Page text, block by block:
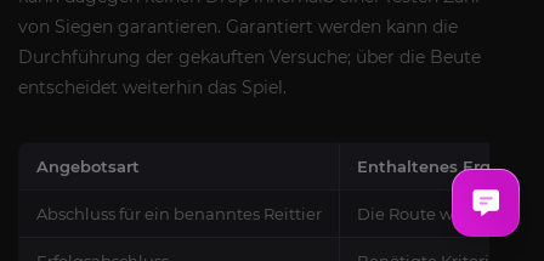
von Siegen garantieren. Garantiert werden kann die
Durchführung der gekauften Versuche; über die Beute
entscheidet weiterhin das Spiel.
Angebotsart Enthaltenes Ergebnis
Abschluss für ein benanntes Reittier Die Route wird unter